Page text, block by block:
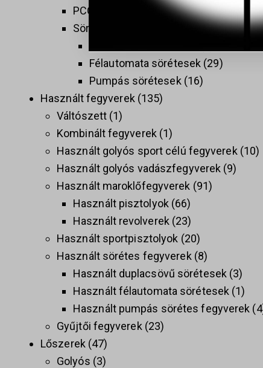
PCC
Sörétes Fegyverek
Félautomata sörétesek 29
Pumpás sörétesek 16
Használt fegyverek 135
Váltószett 1
Kombinált fegyverek 1
Használt golyós sport célú fegyverek 10
Használt golyós vadászfegyverek 9
Használt maroklőfegyverek 91
Használt pisztolyok 66
Használt revolverek 23
Használt sportpisztolyok 20
Használt sörétes fegyverek 8
Használt duplacsövű sörétesek 3
Használt félautomata sörétesek 1
Használt pumpás sörétes fegyverek
4
Gyűjtői fegyverek 23
Lőszerek 47
Golyós 3